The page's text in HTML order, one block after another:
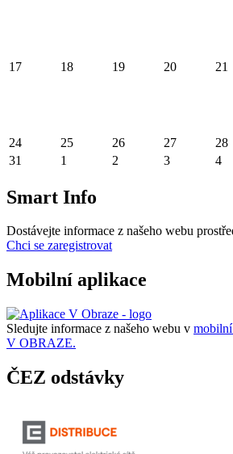
17 18 19 20 21
24 25 26 27 28
31
1 2 3 4
Smart Info
Dostávejte informace z našeho webu
Chci se zaregistrovat
Mobilní aplikace
Sledujte informace z našeho webu v
V OBRAZE.
ČEZ odstávky